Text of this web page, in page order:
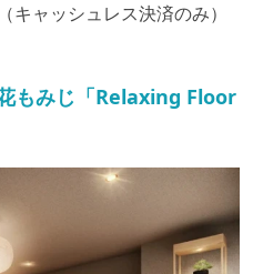
ャッシュレス決済のみ）
もみじ「Relaxing Floor